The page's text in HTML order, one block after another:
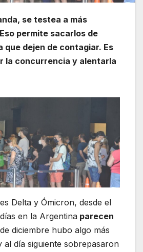
se testea a más
permite sacarlos de
que dejen de contagiar. Es
la concurrencia y alentarla
Delta y Ómicron, desde el
en la Argentina parecen
diciembre hubo algo más
al día siguiente sobrepasaron